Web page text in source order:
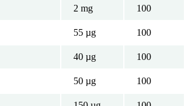
2 mg 100
55 µg 100
40 µg 100
50 µg 100